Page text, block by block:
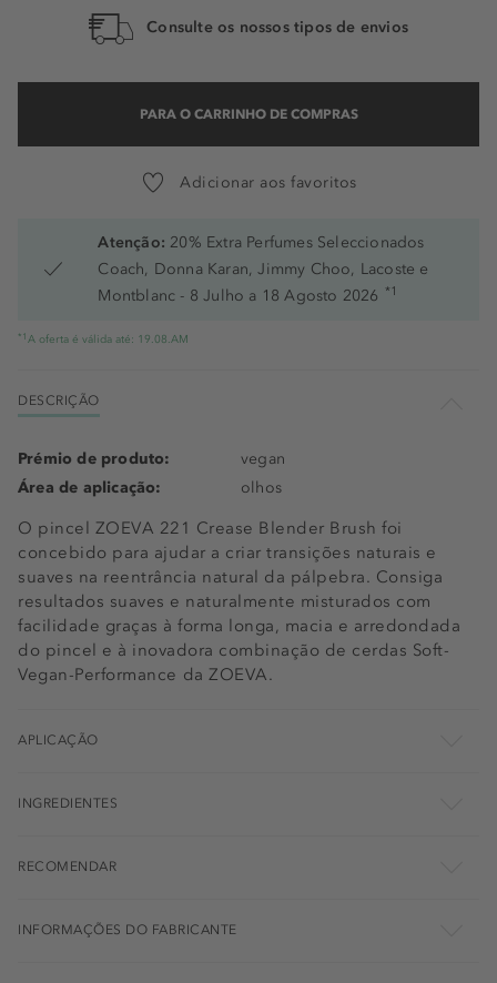
Consulte os nossos tipos de envios
PARA O CARRINHO DE COMPRAS
Adicionar aos favoritos
Atenção: 20% Extra Perfumes Seleccionados
Coach, Donna Karan, Jimmy Choo, Lacoste e
Montblanc - 8 Julho a 18 Agosto 2026 *1
*1 A oferta é válida até: 19.08.AM
DESCRIÇÃO
O pincel ZOEVA 221 Crease Blender Brush foi
concebido para ajudar a criar transições naturais e
suaves na reentrância natural da pálpebra. Consiga
resultados suaves e naturalmente misturados com
facilidade graças à forma longa, macia e arredondada
do pincel e à inovadora combinação de cerdas Soft-
Vegan-Performance da ZOEVA.
Prémio de produto:
vegan
Área de aplicação:
olhos
APLICAÇÃO
INGREDIENTES
RECOMENDAR
INFORMAÇÕES DO FABRICANTE